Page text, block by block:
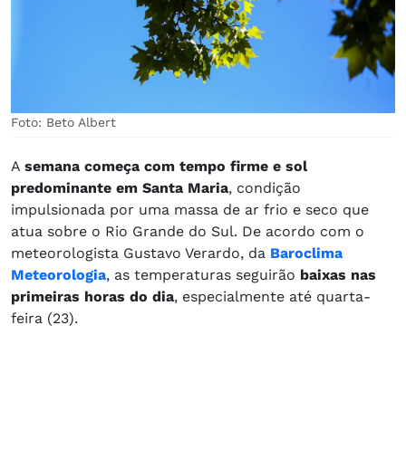
Foto: Beto Albert
A semana começa com tempo firme e sol
predominante em Santa Maria, condição
impulsionada por uma massa de ar frio e seco que
atua sobre o Rio Grande do Sul. De acordo com o
meteorologista Gustavo Verardo, da Baroclima
Meteorologia, as temperaturas seguirão baixas nas
primeiras horas do dia, especialmente até quarta-
feira (23).